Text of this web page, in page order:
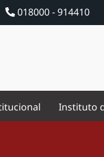
018000 - 914410
Instituto